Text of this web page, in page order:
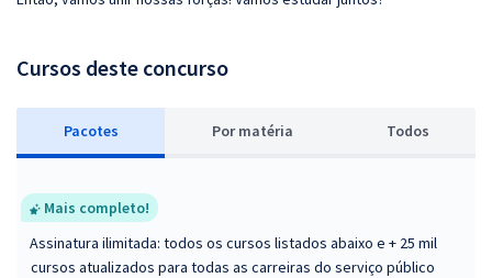
Cursos deste concurso
Pacotes Por matéria Todos
Mais completo!
Assinatura ilimitada: todos os cursos listados abaixo e + 25 mil
cursos atualizados para todas as carreiras do serviço público